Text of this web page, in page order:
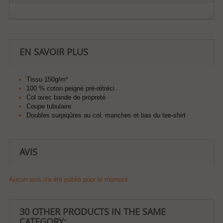
EN SAVOIR PLUS
Tissu 150g/m²
100 % coton peigné pré-rétréci.
Col avec bande de propreté
Coupe tubulaire
Doubles surpiqûres au col, manches et bas du tee-shirt
AVIS
Aucun avis n'a été publié pour le moment.
30 OTHER PRODUCTS IN THE SAME